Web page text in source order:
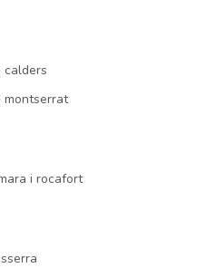
calders
montserrat
i rocafort